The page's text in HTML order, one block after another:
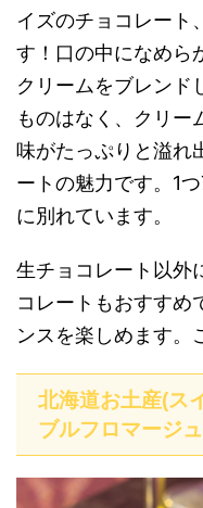
イズのチョコレート
す！口の中になめら
クリームをブレンド
ものはなく、クリー
味がたっぷりと溢れ
ートの魅力です。1
に別れています。
生チョコレート以外
コレートもおすすめ
ンスを楽しめます。
北海道お土産(ス
ブルフロマージュ